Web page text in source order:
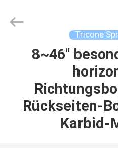
HAUS
PRODUKTE
Tricone
8~46"
Rückseiten-
Karbid-